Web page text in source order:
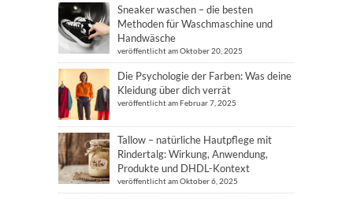
Sneaker waschen – die besten
Methoden für Waschmaschine und
Handwäsche
veröffentlicht am Oktober 20, 2025
Die Psychologie der Farben: Was deine
Kleidung über dich verrät
veröffentlicht am Februar 7, 2025
Tallow – natürliche Hautpflege mit
Rindertalg: Wirkung, Anwendung,
Produkte und DHDL-Kontext
veröffentlicht am Oktober 6, 2025